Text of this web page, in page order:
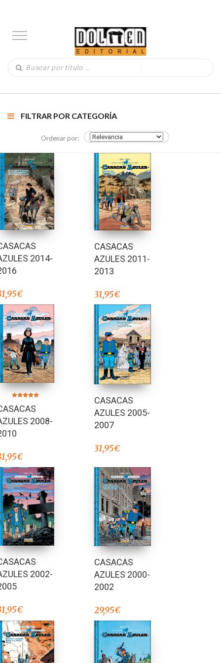
FILTRAR POR CATEGORÍA
Ordenar por:
2014-
€
CASACAS
AZULES 2011-
2013
31,95€
5.00
de 5
2008-
€
CASACAS
AZULES 2005-
2007
31,95€
2002-
€
CASACAS
AZULES 2000-
2002
29,95€